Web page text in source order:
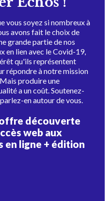
vous soyez si nombreux à
avons fait le choix de
grande partie de nos
en lien avec le Covid-19,
qu'ils représentent
répondre à notre mission
produire une
a un coût. Soutenez-
en autour de vous.
découverte
web aux
en ligne + édition